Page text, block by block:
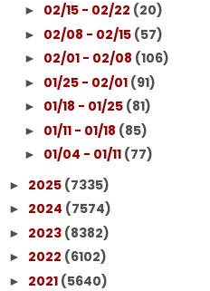
► 02/15 - 02/22 (20)
► 02/08 - 02/15 (57)
► 02/01 - 02/08 (106)
► 01/25 - 02/01 (91)
► 01/18 - 01/25 (81)
► 01/11 - 01/18 (85)
► 01/04 - 01/11 (77)
► 2025 (7335)
► 2024 (7574)
► 2023 (8382)
► 2022 (6102)
► 2021 (5640)